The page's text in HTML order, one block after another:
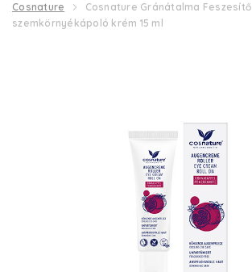
Cosnature
Cosnature Gránátalma Feszesítő
szemkörnyékápoló krém 15 ml